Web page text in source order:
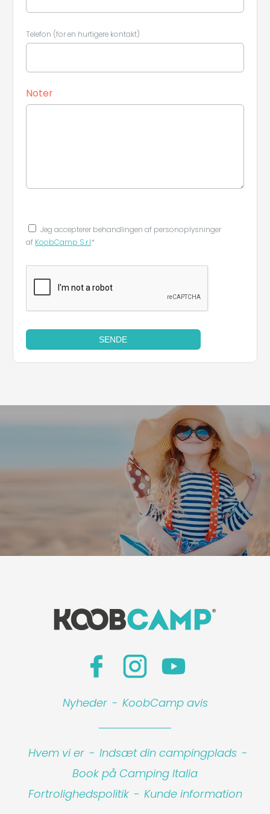
Telefon (for en hurtigere kontakt)
Noter
Jeg accepterer behandlingen af ​​personoplysninger
af KoobCamp S.r.l*
SENDE
Nyheder - KoobCamp avis
Hvem vi er - Indsæt din campingplads -
Book på Camping Italia
Fortrolighedspolitik - Kunde information